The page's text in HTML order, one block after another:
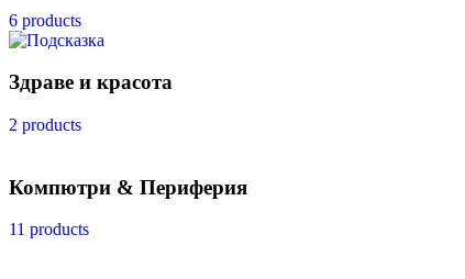
6 products
Здраве и красота
2 products
Компютри & Периферия
11 products